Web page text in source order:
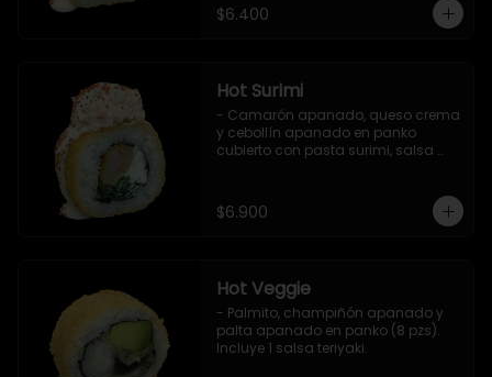
$6.400
Hot Surimi
- Camarón apanado, queso crema
y cebollín apanado en panko
cubierto con pasta surimi, salsa
$6.900
Hot Veggie
- Palmito, champiñón apanado y
palta apanado en panko (8 pzs).
Incluye 1 salsa teriyaki.